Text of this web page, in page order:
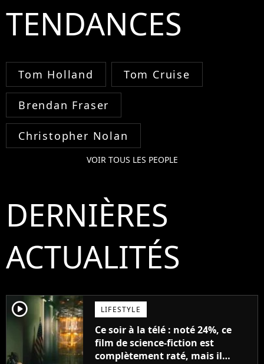
TENDANCES
Tom Holland Tom Cruise
Brendan Fraser
Christopher Nolan
VOIR TOUS LES PEOPLE
DERNIÈRES
ACTUALITÉS
player2 LIFESTYLE
Ce soir à la télé : noté 24%, ce
film de science-fiction est
complètement raté, mais il